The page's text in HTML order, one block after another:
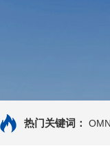
热门关键词：